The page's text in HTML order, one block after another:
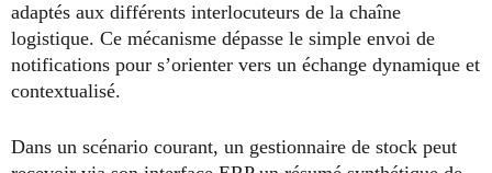
adaptés aux différents interlocuteurs de la chaîne
logistique. Ce mécanisme dépasse le simple envoi de
notifications pour s’orienter vers un échange dynamique et
contextualisé.
Dans un scénario courant, un gestionnaire de stock peut